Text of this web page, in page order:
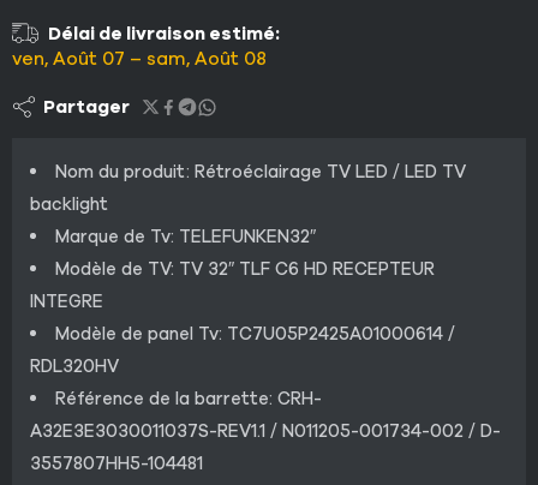
Délai de livraison estimé:
ven, Août 07 – sam, Août 08
Partager
Nom du produit: Rétroéclairage TV LED / LED TV
backlight
Marque de Tv: TELEFUNKEN32″
Modèle de TV: TV 32″ TLF C6 HD RECEPTEUR
INTEGRE
Modèle de panel Tv: TC7U05P2425A01000614 /
RDL320HV
Référence de la barrette: CRH-
A32E3E3030011037S-REV1.1 / N011205-001734-002 / D-
3557807HH5-104481